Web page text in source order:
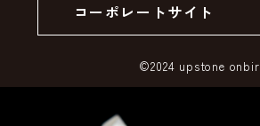
SSLサーバー証明書とは
コーポレートサイト
©2024 upstone onbir